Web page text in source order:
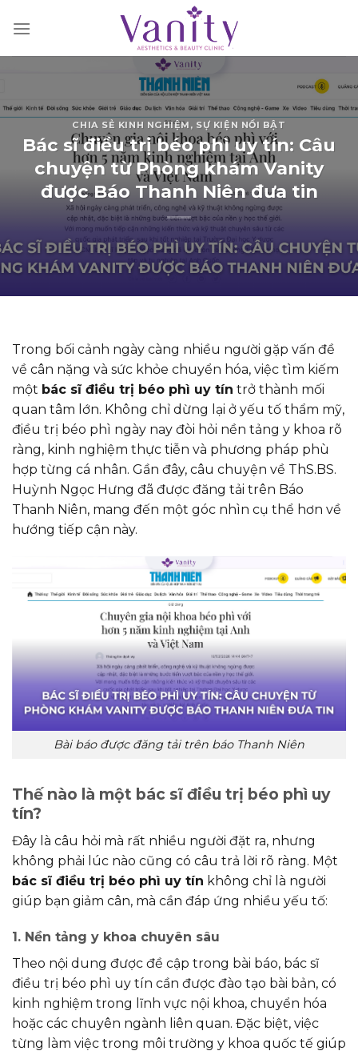
đến
CHIA SẺ KINH NGHIỆM , SỰ KIỆN NỔI BẬT
Bác sĩ điều trị béo phì uy tín: Câu
chuyện từ Phòng khám Vanity
được Báo Thanh Niên đưa tin
Trong bối cảnh ngày càng nhiều người gặp vấn đề
về cân nặng và sức khỏe chuyển hóa, việc tìm kiếm
một bác sĩ điều trị béo phì uy tín trở thành mối
quan tâm lớn. Không chỉ dừng lại ở yếu tố thẩm mỹ,
điều trị béo phì ngày nay đòi hỏi nền tảng y khoa rõ
ràng, kinh nghiệm thực tiễn và phương pháp phù
hợp từng cá nhân. Gần đây, câu chuyện về ThS.BS.
Huỳnh Ngọc Hưng đã được đăng tải trên Báo
Thanh Niên, mang đến một góc nhìn cụ thể hơn về
hướng tiếp cận này.
Bài báo được đăng tải trên báo Thanh Niên
Thế nào là một bác sĩ điều trị béo phì uy
tín?
Đây là câu hỏi mà rất nhiều người đặt ra, nhưng
không phải lúc nào cũng có câu trả lời rõ ràng. Một
bác sĩ điều trị béo phì uy tín không chỉ là người
giúp bạn giảm cân, mà cần đáp ứng nhiều yếu tố:
1. Nền tảng y khoa chuyên sâu
Theo nội dung được đề cập trong bài báo, bác sĩ
điều trị béo phì uy tín cần được đào tạo bài bản, có
kinh nghiệm trong lĩnh vực nội khoa, chuyển hóa
hoặc các chuyên ngành liên quan. Đặc biệt, việc
từng làm việc trong môi trường y khoa quốc tế giúp